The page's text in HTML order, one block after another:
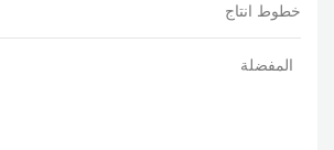
خطوط انتاج
المفضلة